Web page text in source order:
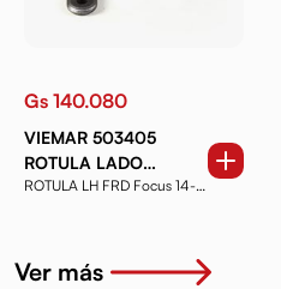
Gs 140.080
VIEMAR 503405
ROTULA LADO
IZQUIERDO FORD
ROTULA LH FRD Focus 14-
Ver más